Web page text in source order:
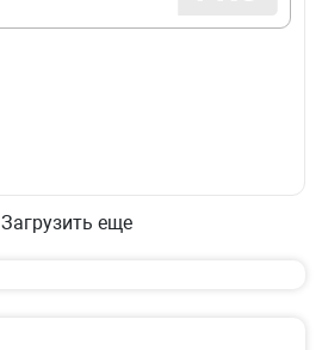
Загрузить еще